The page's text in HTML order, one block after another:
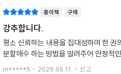
종이책 구매
강추합니다.
평소 신뢰하는 내용을 집대성하여 한 권
분할매수 하는 방법을 알려주어 안정적
m*****5 2026.05.11. 신고